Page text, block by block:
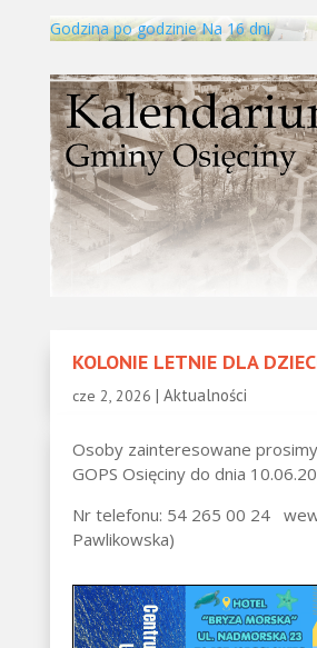
Godzina po godzinie Na 16 dni
KOLONIE LETNIE DLA
cze 2, 2026 | Aktualności
Osoby zainteresowane
GOPS Osięciny do dnia
Nr telefonu: 54 265 00 24
Pawlikowska)